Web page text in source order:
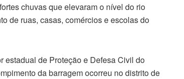
chuvas que elevaram o nível do rio
de ruas, casas, comércios e escolas do
estadual de Proteção e Defesa Civil do
da barragem ocorreu no distrito de